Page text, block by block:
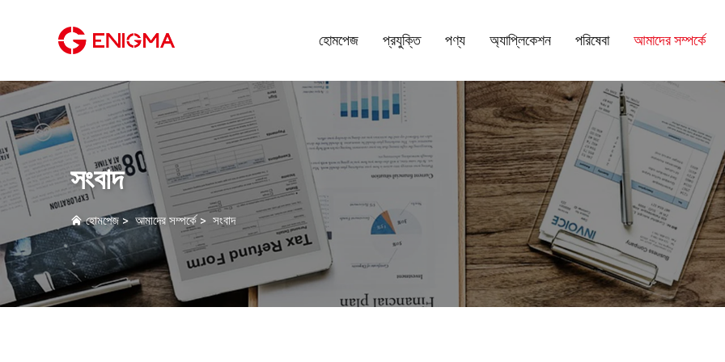
হোমপেজ প্রযুক্তি পণ্য অ্যাপ্লিকেশন পরিষেবা আমাদের সম্পর্কে
সংবাদ
হোমপেজ > আমাদের সম্পর্কে> সংবাদ